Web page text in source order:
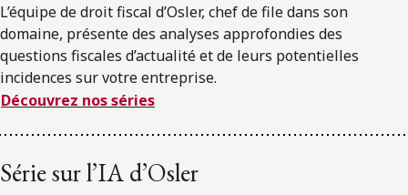
L’équipe de droit fiscal d’Osler, chef de file dans son
domaine, présente des analyses approfondies des
questions fiscales d’actualité et de leurs potentielles
incidences sur votre entreprise.
Découvrez nos séries
Série sur l’IA d’Osler